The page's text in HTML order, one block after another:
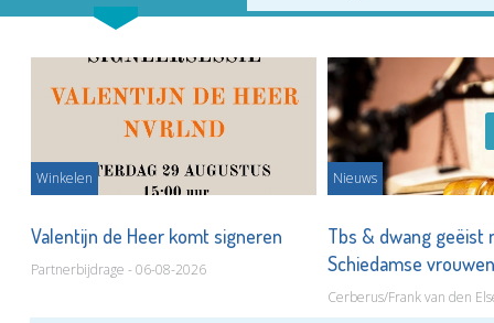
Winkelen
Valentijn de Heer komt signeren
Partnerbijdrage - 06-08-2026
Nieuws
Tbs & dwang geëist
Schiedamse
Cerberus/Frank van den